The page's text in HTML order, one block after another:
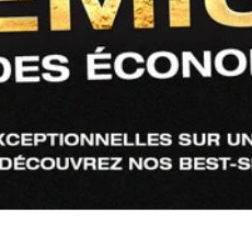
o
n
: